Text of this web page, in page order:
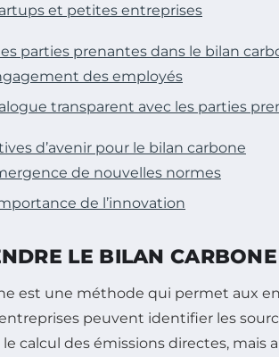
et petites entreprises
parties prenantes dans le bilan
des employés
transparent avec les parties
d’avenir pour le bilan carbone
de nouvelles normes
de l’innovation
LE BILAN CARBONE
est une méthode qui permet aux
peuvent identifier les
calcul des émissions directes, mais